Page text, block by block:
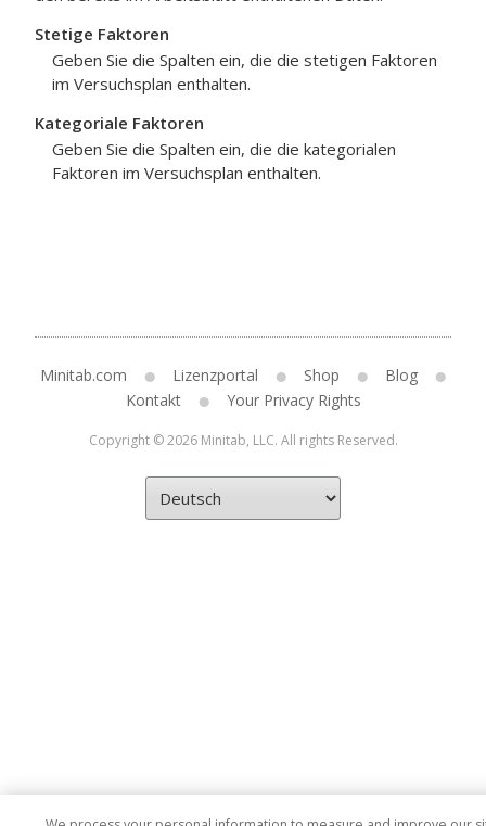
Stetige Faktoren
Geben Sie die Spalten ein, die die stetigen Faktoren
im Versuchsplan enthalten.
Kategoriale Faktoren
Geben Sie die Spalten ein, die die kategorialen
Faktoren im Versuchsplan enthalten.
Minitab.com Lizenzportal Shop
Blog
Kontakt
Your Privacy Rights
Copyright © 2026 Minitab, LLC. All rights Reserved.